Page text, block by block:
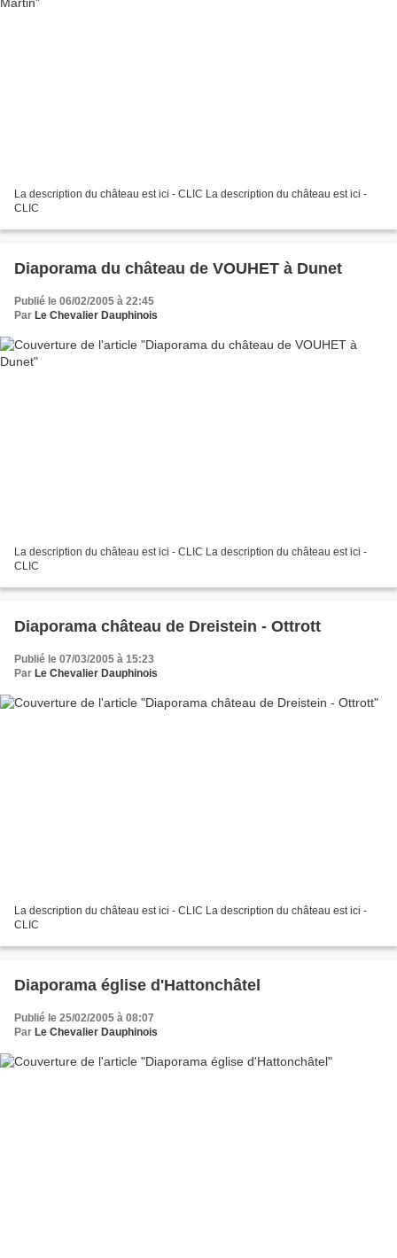
La description du château est ici - CLIC La description du château est ici -
CLIC
Diaporama du château de VOUHET à Dunet
Publié le 06/02/2005 à 22:45
Par Le Chevalier Dauphinois
La description du château est ici - CLIC La description du château est ici -
CLIC
Diaporama château de Dreistein - Ottrott
Publié le 07/03/2005 à 15:23
Par Le Chevalier Dauphinois
La description du château est ici - CLIC La description du château est ici -
CLIC
Diaporama église d'Hattonchâtel
Publié le 25/02/2005 à 08:07
Par Le Chevalier Dauphinois